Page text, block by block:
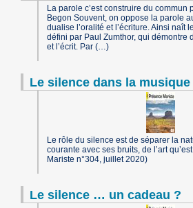
La parole c’est construire du commun
Begon Souvent, on oppose la parole
dualise l’oralité et l’écriture. Ainsi naît
défini par Paul Zumthor, qui démontre
et l’écrit. Par (…)
Le silence dans la musique
Le rôle du silence est de séparer la
courante avec ses bruits, de l’art
Mariste n°304, juillet 2020)
Le silence … un cadeau ?